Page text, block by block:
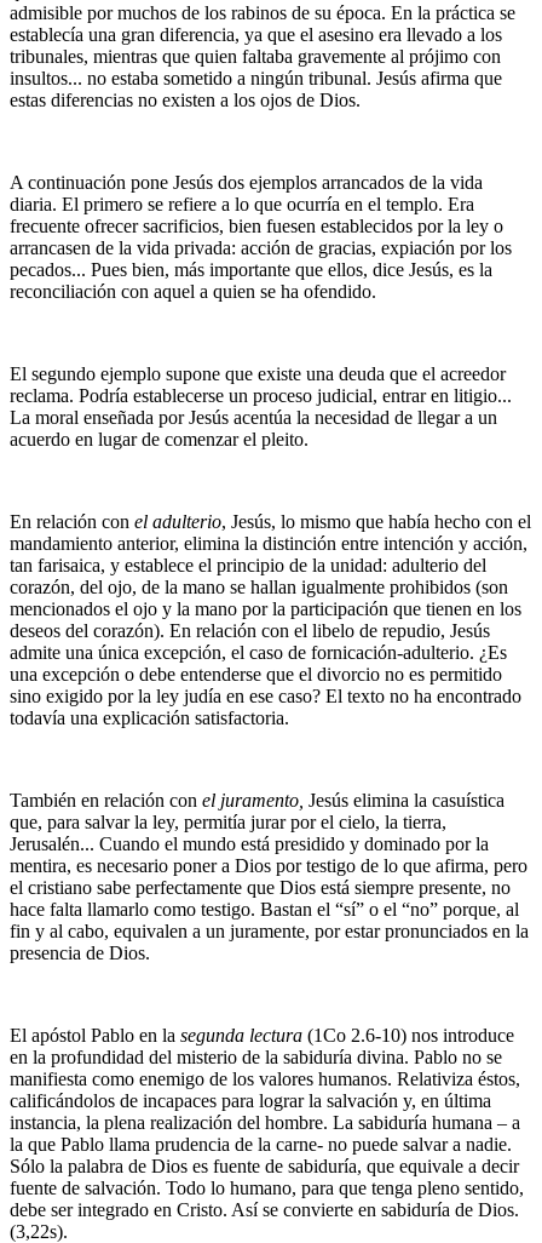
admisible por muchos de los rabinos de su época. En la práctica se
establecía una gran diferencia, ya que el asesino era llevado a los
tribunales, mientras que quien faltaba gravemente al prójimo con
insultos... no estaba sometido a ningún tribunal. Jesús afirma que
estas diferencias no existen a los ojos de Dios.
A continuación pone Jesús dos ejemplos arrancados de la vida
diaria. El primero se refiere a lo que ocurría en el templo. Era
frecuente ofrecer sacrificios, bien fuesen establecidos por la ley o
arrancasen de la vida privada: acción de gracias, expiación por los
pecados... Pues bien, más importante que ellos, dice Jesús, es la
reconciliación con aquel a quien se ha ofendido.
El segundo ejemplo supone que existe una deuda que el acreedor
reclama. Podría establecerse un proceso judicial, entrar en litigio...
La moral enseñada por Jesús acentúa la necesidad de llegar a un
acuerdo en lugar de comenzar el pleito.
En relación con el adulterio, Jesús, lo mismo que había hecho con el
mandamiento anterior, elimina la distinción entre intención y acción,
tan farisaica, y establece el principio de la unidad: adulterio del
corazón, del ojo, de la mano se hallan igualmente prohibidos (son
mencionados el ojo y la mano por la participación que tienen en los
deseos del corazón). En relación con el libelo de repudio, Jesús
admite una única excepción, el caso de fornicación-adulterio. ¿Es
una excepción o debe entenderse que el divorcio no es permitido
sino exigido por la ley judía en ese caso? El texto no ha encontrado
todavía una explicación satisfactoria.
También en relación con el juramento, Jesús elimina la casuística
que, para salvar la ley, permitía jurar por el cielo, la tierra,
Jerusalén... Cuando el mundo está presidido y dominado por la
mentira, es necesario poner a Dios por testigo de lo que afirma, pero
el cristiano sabe perfectamente que Dios está siempre presente, no
hace falta llamarlo como testigo. Bastan el “sí” o el “no” porque, al
fin y al cabo, equivalen a un juramente, por estar pronunciados en la
presencia de Dios.
El apóstol Pablo en la segunda lectura (1Co 2.6-10) nos introduce
en la profundidad del misterio de la sabiduría divina. Pablo no se
manifiesta como enemigo de los valores humanos. Relativiza éstos,
calificándolos de incapaces para lograr la salvación y, en última
instancia, la plena realización del hombre. La sabiduría humana – a
la que Pablo llama prudencia de la carne- no puede salvar a nadie.
Sólo la palabra de Dios es fuente de sabiduría, que equivale a decir
fuente de salvación. Todo lo humano, para que tenga pleno sentido,
debe ser integrado en Cristo. Así se convierte en sabiduría de Dios.
(3,22s).